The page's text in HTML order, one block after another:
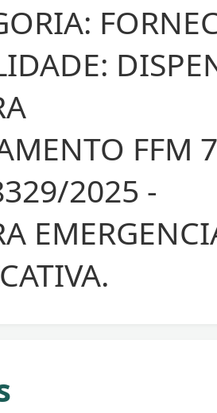
FFM
2025 -